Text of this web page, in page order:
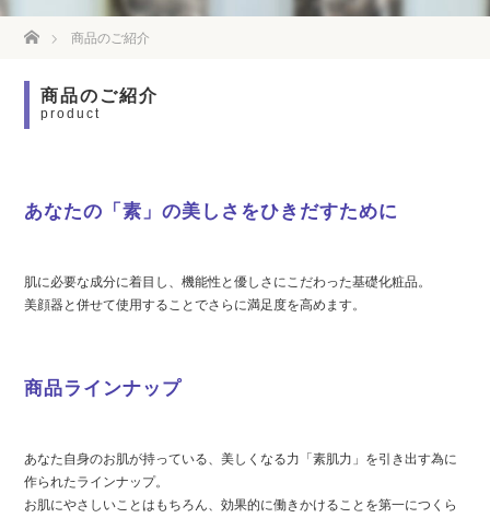
ホーム商品のご紹介
商品のご紹介
product
あなたの「素」の美しさをひきだすために
肌に必要な成分に着目し、機能性と優しさにこだわった基礎化粧品。
美顔器と併せて使用することでさらに満足度を高めます。
商品ラインナップ
あなた自身のお肌が持っている、美しくなる力「素肌力」を引き出す為に
作られたラインナップ。
お肌にやさしいことはもちろん、効果的に働きかけることを第一につくら